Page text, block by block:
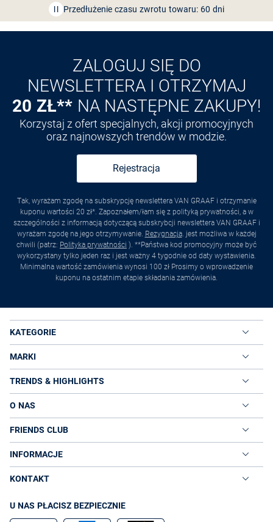
Przedłużenie czasu zwrotu towaru: 60 dni
Odkryj aplikację VANGRAAF
ZALOGUJ SIĘ DO
NEWSLETTERA I OTRZYMAJ
20 ZŁ** NA NASTĘPNE ZAKUPY!
Korzystaj z ofert specjalnych, akcji promocyjnych
oraz najnowszych trendów w modzie.
Rejestracja
Tak, wyrażam zgodę na subskrypcję newslettera VAN GRAAF i otrzymanie
kuponu wartości 20 zł*. Zapoznałem/łam się z polityką prywatności, a w
szczególności z informacją dotyczącą subskrybcji newslettera VAN GRAAF i
wyrażam zgodę na jego otrzymywanie. Rezygnacja. jest możliwa w każdej
chwili (patrz: Polityka prywatności ). **Państwa kod promocyjny może być
wykorzystany tylko jeden raz i jest ważny 4 tygodnie od daty wystawienia.
Minimalna wartość zamówienia wynosi 100 zł Prosimy o wprowadzenie
kuponu na ostatnim etapie składania zamówienia.
KATEGORIE
MARKI
TRENDS & HIGHLIGHTS
O NAS
FRIENDS CLUB
INFORMACJE
KONTAKT
U NAS PŁACISZ BEZPIECZNIE